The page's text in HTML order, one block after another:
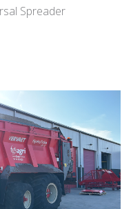
Spreader